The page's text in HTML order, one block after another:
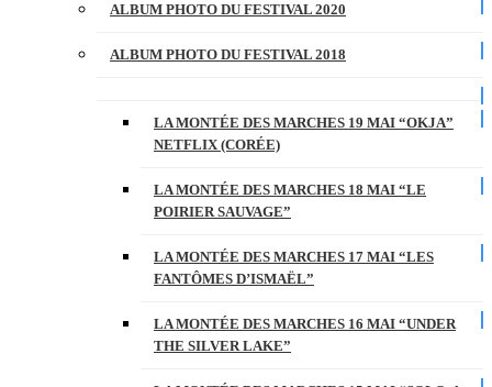
ALBUM PHOTO DU FESTIVAL 2020
ALBUM PHOTO DU FESTIVAL 2018
LA MONTÉE DES MARCHES 19 MAI “OKJA”
NETFLIX (CORÉE)
LA MONTÉE DES MARCHES 18 MAI “LE
POIRIER SAUVAGE”
LA MONTÉE DES MARCHES 17 MAI “LES
FANTÔMES D’ISMAËL”
LA MONTÉE DES MARCHES 16 MAI “UNDER
THE SILVER LAKE”